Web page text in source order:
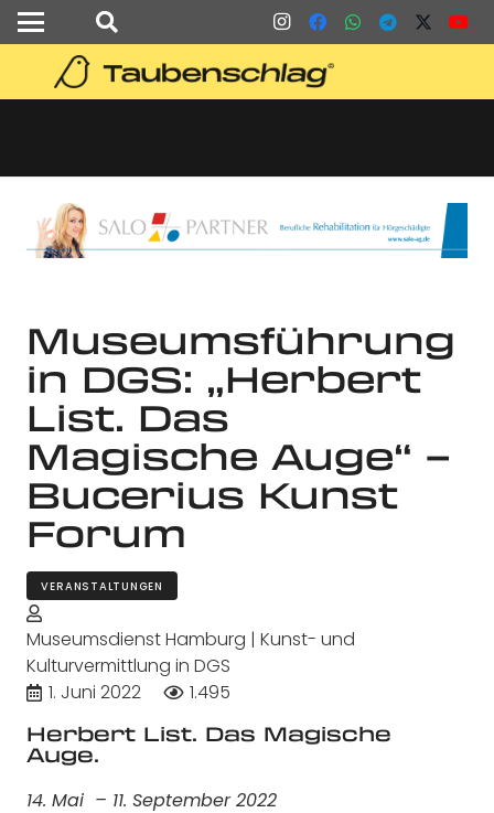
Museumsführung
in DGS: „Herbert
List. Das
Magische Auge“ –
Bucerius Kunst
Forum
VERANSTALTUNGEN
Museumsdienst Hamburg | Kunst- und
Kulturvermittlung in DGS
1. Juni 2022
1.495
Herbert List. Das Magische
Auge.
14. Mai – 11. September 2022